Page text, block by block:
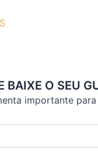
BAIXE O SEU
importante